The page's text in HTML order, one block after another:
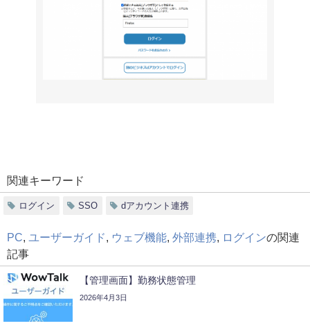
関連キーワード
ログイン SSO dアカウント連携
PC ユーザーガイド ウェブ機能 外部連携 ログインの関連
記事
【管理画面】勤務状態管理
2026年4月3日